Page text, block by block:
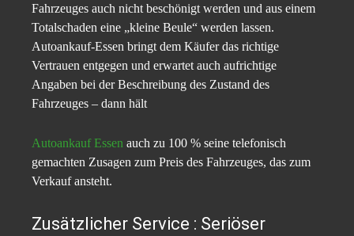
Fahrzeuges auch nicht beschönigt werden und aus einem
Totalschaden eine „kleine Beule“ werden lassen.
Autoankauf-Essen bringt dem Käufer das richtige
Vertrauen entgegen und erwartet auch aufrichtige
Angaben bei der Beschreibung des Zustand des
Fahrzeuges – dann hält
Autoankauf Essen auch zu 100 % seine telefonisch
gemachten Zusagen zum Preis des Fahrzeuges, das zum
Verkauf ansteht.
Zusätzlicher Service : Seriöser